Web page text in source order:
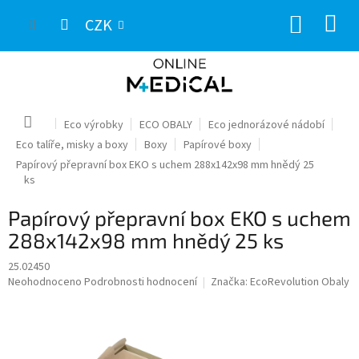
CZK
Domů Eco výrobky ECO OBALY
Eco jednorázové nádobí
Eco talíře, misky a boxy
Boxy
Papírové boxy
Papírový přepravní box EKO s uchem 288x142x98 mm hnědý 25
ks
Papírový přepravní box EKO s uchem
288x142x98 mm hnědý 25 ks
25.02450
Průměrné
Neohodnoceno Podrobnosti hodnocení Značka: EcoRevolution Obaly